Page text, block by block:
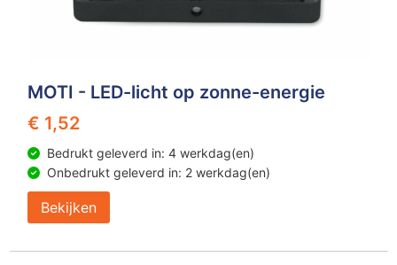
MOTI - LED-licht op zonne-energie
€ 1,52
Bedrukt geleverd in: 4 werkdag(en)
Onbedrukt geleverd in: 2 werkdag(en)
Bekijken